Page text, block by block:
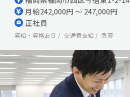
月給242,000円 ～ 247,000円
正社員
昇給・昇格あり 交通費支給 急募